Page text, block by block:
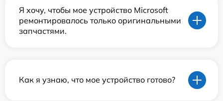
Я хочу, чтобы мое устройство Microsoft
ремонтировалось только оригинальными
запчастями.
Как я узнаю, что мое устройство готово?